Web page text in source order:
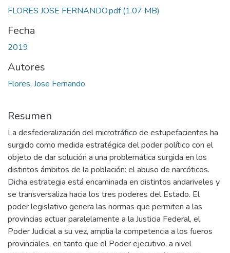
FLORES JOSE FERNANDO.pdf(1.07 MB)
Fecha
2019
Autores
Flores, Jose Fernando
Resumen
La desfederalización del microtráfico de estupefacientes ha
surgido como medida estratégica del poder político con el
objeto de dar solución a una problemática surgida en los
distintos ámbitos de la población: el abuso de narcóticos.
Dicha estrategia está encaminada en distintos andariveles y
se transversaliza hacia los tres poderes del Estado. El
poder legislativo genera las normas que permiten a las
provincias actuar paralelamente a la Justicia Federal, el
Poder Judicial a su vez, amplia la competencia a los fueros
provinciales, en tanto que el Poder ejecutivo, a nivel